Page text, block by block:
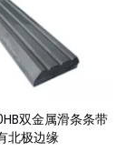
双金属滑条条带
北极边缘